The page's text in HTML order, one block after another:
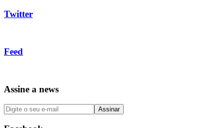
Twitter
Feed
Assine a news